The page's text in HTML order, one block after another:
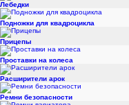
Лебедки
Подножки для квадроцикла
Прицепы
Проставки на колеса
Расширители арок
Ремни безопасности